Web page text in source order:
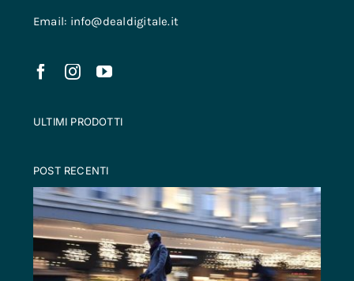
Email: info@dealdigitale.it
ULTIMI PRODOTTI
POST RECENTI